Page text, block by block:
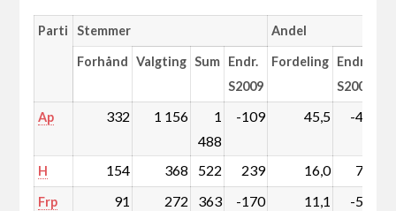
Parti Stemmer Andel
Forhånd Valgting Sum Endr.
S2009
Fordeling Endr.
S2009
Ap 332 1 156
1
488
-109 45,5 -4,0
H 154 368 522 239 16,0 7,2
Frp 91 272 363 -170 11,1 -5,4